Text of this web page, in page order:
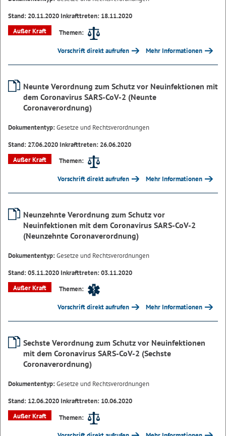
Stand: 20.11.2020 Inkrafttreten: 18.11.2020
Außer Kraft
Themen:
Vorschrift direkt aufrufen Mehr Informationen
Neunte Verordnung zum Schutz vor Neuinfektionen mit
dem Coronavirus SARS-CoV-2 (Neunte
Coronaverordnung)
Dokumententyp:Gesetze und Rechtsverordnungen
Stand: 27.06.2020 Inkrafttreten: 26.06.2020
Außer Kraft
Themen:
Vorschrift direkt aufrufen Mehr Informationen
Neunzehnte Verordnung zum Schutz vor
Neuinfektionen mit dem Coronavirus SARS-CoV-2
(Neunzehnte Coronaverordnung)
Dokumententyp:Gesetze und Rechtsverordnungen
Stand: 05.11.2020 Inkrafttreten: 03.11.2020
Außer Kraft
Themen:
Vorschrift direkt aufrufen Mehr Informationen
Sechste Verordnung zum Schutz vor Neuinfektionen
mit dem Coronavirus SARS-CoV-2 (Sechste
Coronaverordnung)
Dokumententyp:Gesetze und Rechtsverordnungen
Stand: 12.06.2020 Inkrafttreten: 10.06.2020
Außer Kraft
Themen: